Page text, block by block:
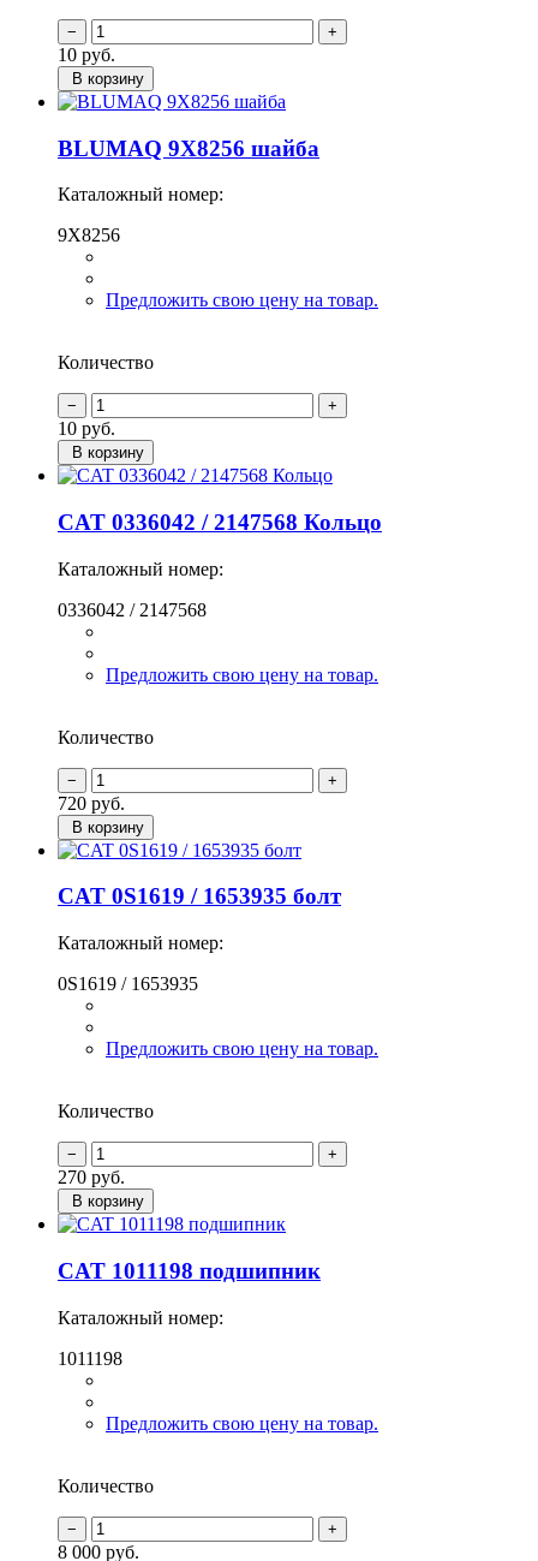
10 руб.
В корзину
BLUMAQ 9X8256 шайба
Каталожный номер:
9X8256
Предложить свою цену на товар.
Количество
10 руб.
В корзину
CAT 0336042 / 2147568 Кольцо
Каталожный номер:
0336042 / 2147568
Предложить свою цену на товар.
Количество
720 руб.
В корзину
CAT 0S1619 / 1653935 болт
Каталожный номер:
0S1619 / 1653935
Предложить свою цену на товар.
Количество
270 руб.
В корзину
CAT 1011198 подшипник
Каталожный номер:
1011198
Предложить свою цену на товар.
Количество
8 000 руб.